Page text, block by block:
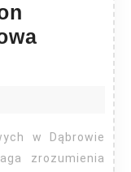
zrozumienia